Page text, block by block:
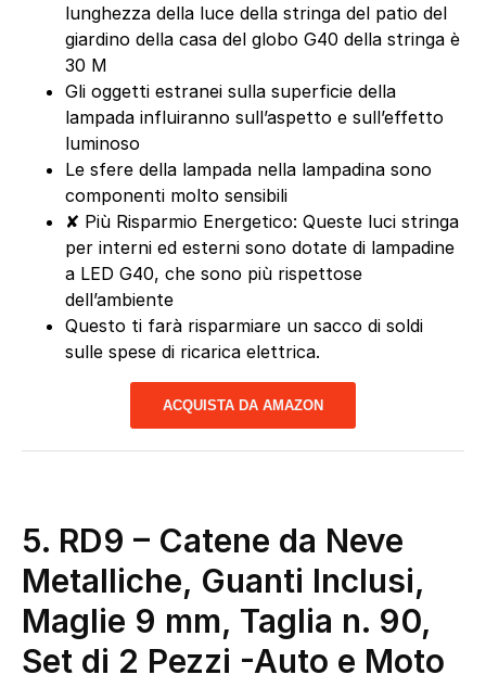
lunghezza della luce della stringa del patio del
giardino della casa del globo G40 della stringa è
30 M
Gli oggetti estranei sulla superficie della
lampada influiranno sull’aspetto e sull’effetto
luminoso
Le sfere della lampada nella lampadina sono
componenti molto sensibili
✘ Più Risparmio Energetico: Queste luci stringa
per interni ed esterni sono dotate di lampadine
a LED G40, che sono più rispettose
dell’ambiente
Questo ti farà risparmiare un sacco di soldi
sulle spese di ricarica elettrica.
ACQUISTA DA AMAZON
5. RD9 – Catene da Neve
Metalliche, Guanti Inclusi,
Maglie 9 mm, Taglia n. 90,
Set di 2 Pezzi -Auto e Moto